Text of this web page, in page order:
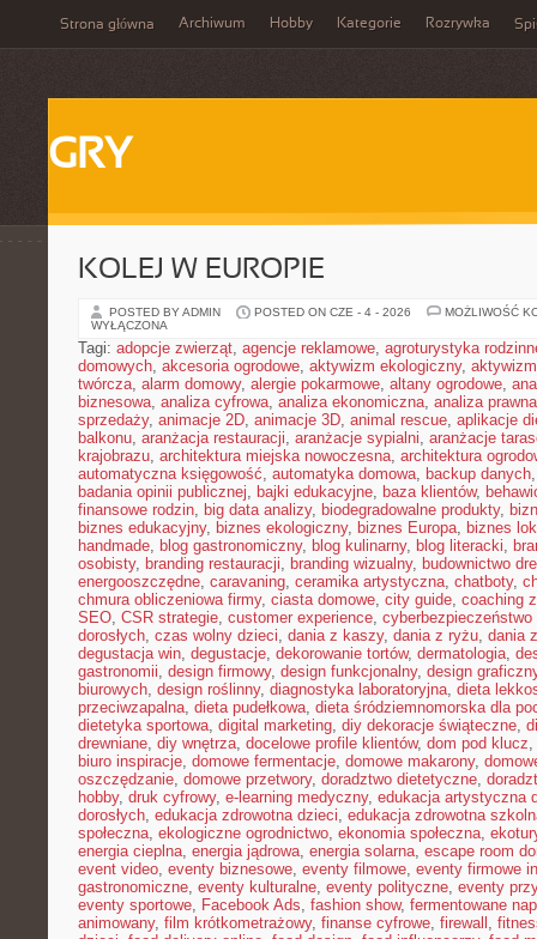
Strona główna Archiwum Hobby Kategorie Rozrywka
GRY
KOLEJ W EUROPIE
POSTED BY ADMIN POSTED ON CZE - 4 - 2026
MOŻLIWOŚĆ
WYŁĄCZONA
Tagi: adopcje zwierząt, agencje reklamowe, agroturystyka
domowych, akcesoria ogrodowe, aktywizm ekologiczny,
twórcza, alarm domowy, alergie pokarmowe, altany ogrodowe,
biznesowa, analiza cyfrowa, analiza ekonomiczna, analiza
sprzedaży, animacje 2D, animacje 3D, animal rescue, aplikacje
balkonu, aranżacja restauracji, aranżacje sypialni, aranżacje
krajobrazu, architektura miejska nowoczesna, architektura
automatyczna księgowość, automatyka domowa, backup danych
badania opinii publicznej, bajki edukacyjne, baza klientów,
finansowe rodzin, big data analizy, biodegradowalne produkty,
biznes edukacyjny, biznes ekologiczny, biznes Europa, biznes
handmade, blog gastronomiczny, blog kulinarny, blog literacki,
osobisty, branding restauracji, branding wizualny, budownictwo
energooszczędne, caravaning, ceramika artystyczna, chatboty,
chmura obliczeniowa firmy, ciasta domowe, city guide, coaching
SEO, CSR strategie, customer experience, cyberbezpieczeństwo
dorosłych, czas wolny dzieci, dania z kaszy, dania z ryżu, dania
degustacja win, degustacje, dekorowanie tortów, dermatologia,
gastronomii, design firmowy, design funkcjonalny, design
biurowych, design roślinny, diagnostyka laboratoryjna, dieta
przeciwzapalna, dieta pudełkowa, dieta śródziemnomorska dla
dietetyka sportowa, digital marketing, diy dekoracje świąteczne,
drewniane, diy wnętrza, docelowe profile klientów, dom pod klucz,
biuro inspiracje, domowe fermentacje, domowe makarony,
oszczędzanie, domowe przetwory, doradztwo dietetyczne,
hobby, druk cyfrowy, e-learning medyczny, edukacja artystyczna
dorosłych, edukacja zdrowotna dzieci, edukacja zdrowotna
społeczna, ekologiczne ogrodnictwo, ekonomia społeczna,
energia cieplna, energia jądrowa, energia solarna, escape room
event video, eventy biznesowe, eventy filmowe, eventy firmowe
gastronomiczne, eventy kulturalne, eventy polityczne, eventy
eventy sportowe, Facebook Ads, fashion show, fermentowane
animowany, film krótkometrażowy, finanse cyfrowe, firewall ,